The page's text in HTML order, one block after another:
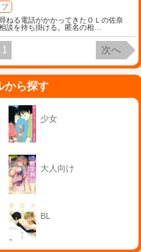
ブ
ねる電話がかかってきたＯＬの佐奈
談を持ち掛ける。匿名の相…
1 次へ
から探す
少女
大人向け
BL